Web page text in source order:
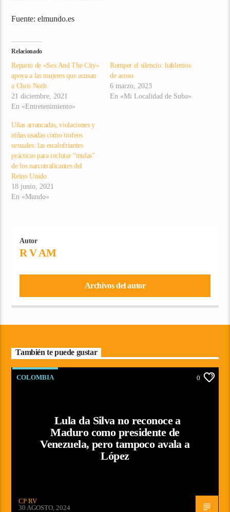
Fuente: elmundo.es
Relacionado
Reparto de «Sex And The City»
apoya a las mujeres que acusan
a Chris Noth
21 diciembre, 2021
En «Entretenimiento»
Romper el silencio: hablemos
de acoso
6 marzo, 2023
En «Mi Localidad de Suba»
Uñas arrancadas, violaciones y
niñas usadas como trofeos
sexuales: las escalofriantes
prácticas para reclutar “mulas”
de los narcotraficantes del
Reino Unido
18 junio, 2021
En «Mundo»
Autor
R V AM
Archivos del autor
También te puede gustar
COLOMBIA 0
Lula da Silva no reconoce a
Maduro como presidente de
Venezuela, pero tampoco avala a
López
CP RV
30 AGOSTO, 2024